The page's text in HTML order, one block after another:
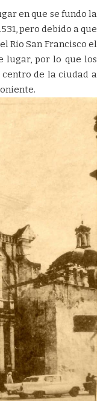
en que se fundo la
pero debido a que
Rio San Francisco el
lugar, por lo que los
de la ciudad a